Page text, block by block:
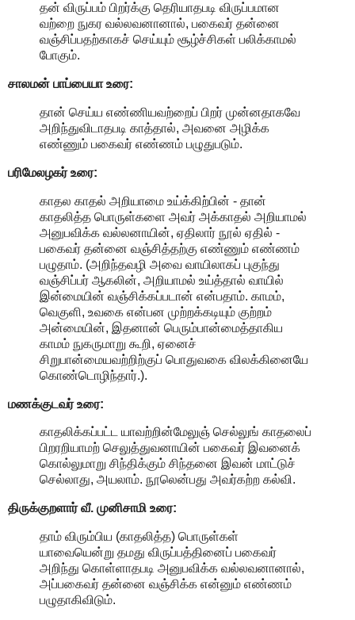
தன் விருப்பம் பிறர்க்கு தெரியாதபடி விருப்பமான
வற்றை நுகர வல்லவனானால், பகைவர் தன்னை
வஞ்சிப்பதற்காகச் செய்யும் சூழ்ச்சிகள் பலிக்காமல்
போகும்.
சாலமன் பாப்பையா உரை:
தான் செய்ய எண்ணியவற்றைப் பிறர் முன்னதாகவே
அறிந்துவிடாதபடி காத்தால், அவனை அழிக்க
எண்ணும் பகைவர் எண்ணம் பழுதுபடும்.
பரிமேலழகர் உரை:
காதல காதல் அறியாமை உய்க்கிற்பின் - தான்
காதலித்த பொருள்களை அவர் அக்காதல் அறியாமல்
அனுபவிக்க வல்லனாயின், ஏதிலார் நூல் ஏதில் -
பகைவர் தன்னை வஞ்சித்தற்கு எண்ணும் எண்ணம்
பழுதாம். (அறிந்தவழி அவை வாயிலாகப் புகுந்து
வஞ்சிப்பர் ஆகலின், அறியாமல் உய்த்தால் வாயில்
இன்மையின் வஞ்சிக்கப்படான் என்பதாம். காமம்,
வெகுளி, உவகை என்பன முற்றக்கடியும் குற்றம்
அன்மையின், இதனான் பெரும்பான்மைத்தாகிய
காமம் நுகருமாறு கூறி, ஏனைச்
சிறுபான்மையவற்றிற்குப் பொதுவகை விலக்கினையே
கொண்டொழிந்தார்.).
மணக்குடவர் உரை:
காதலிக்கப்பட்ட யாவற்றின்மேலுஞ் செல்லுங் காதலைப்
பிறரறியாமற் செலுத்துவனாயின் பகைவர் இவனைக்
கொல்லுமாறு சிந்திக்கும் சிந்தனை இவன் மாட்டுச்
செல்லாது, அயலாம். நூலென்பது அவர்கற்ற கல்வி.
திருக்குறளார் வீ. முனிசாமி உரை:
தாம் விரும்பிய (காதலித்த) பொருள்கள்
யாவையென்று தமது விருப்பத்தினைப் பகைவர்
அறிந்து கொள்ளாதபடி அனுபவிக்க வல்லவனானால்,
அப்பகைவர் தன்னை வஞ்சிக்க என்னும் எண்ணம்
பழுதாகிவிடும்.